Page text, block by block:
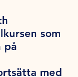
som
på
med